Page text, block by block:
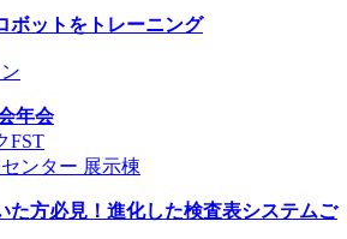
ボットをトレーニング
年会
FST
ンター 展示棟
た方必見！進化した検査表システムご